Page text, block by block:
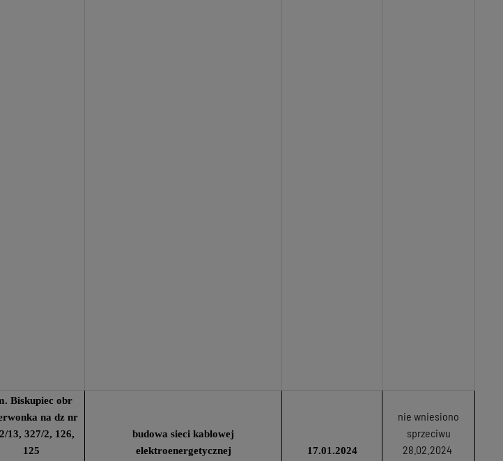
Biskupiec obr
na dz nr
13, 327/2, 126,
125
budowa sieci kablowej
elektroenergetycznej
17.01.2024
nie wniesiono
sprzeciwu
28.02.2024